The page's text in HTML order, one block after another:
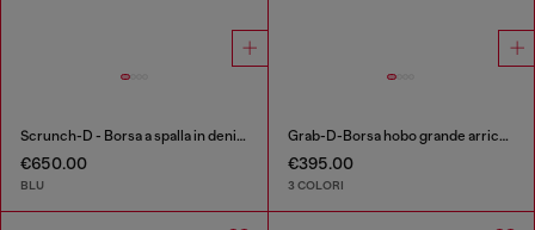
Scrunch-D - Borsa a spalla in denim con cristalli trasparenti
€650.00
BLU
Grab-D-Borsa hobo grande arricciata
€395.00
3 COLORI